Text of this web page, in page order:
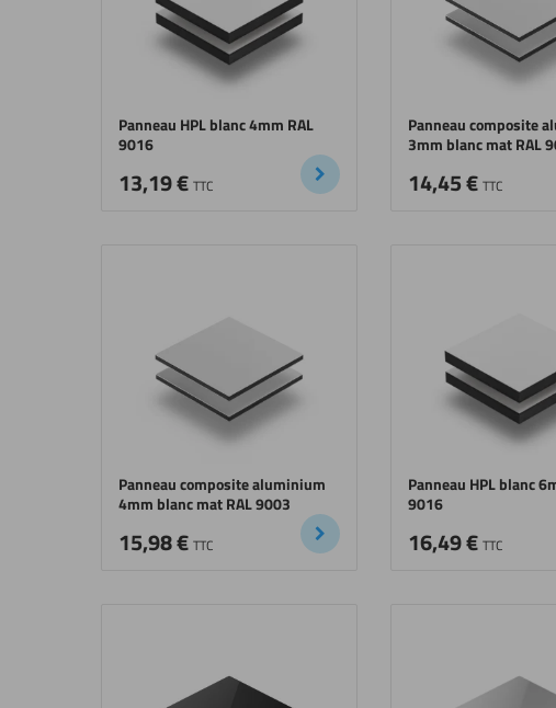
Panneau HPL blanc 4mm RAL
9016
13,19€ TTC
Panneau composite
3mm blanc mat RAL
14,45€ TTC
Panneau composite aluminium
4mm blanc mat RAL 9003
15,98€ TTC
Panneau HPL blanc
9016
16,49€ TTC